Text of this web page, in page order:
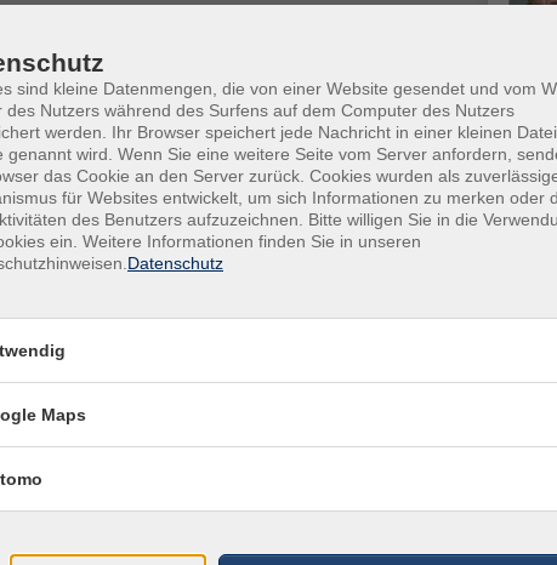
/ Raum
der evang.-luth. Kirchengemeinde Winterhausen
der evang.-luth. Kirchengemeinde Winterhausen
der evang.-luth. Kirchengemeinde Winterhausen
der evang.-luth. Kirchengemeinde Winterhausen
der evang.-luth. Kirchengemeinde Winterhausen
sind kleine Datenmengen, die von einer Website gesendet und vom
des Nutzers während des Surfens auf dem Computer des Nutzers
werden. Ihr Browser speichert jede Nachricht in einer kleinen
genannt wird. Wenn Sie eine weitere Seite vom Server anfordern,
das Cookie an den Server zurück. Cookies wurden als
für Websites entwickelt, um sich Informationen zu merken oder
des Benutzers aufzuzeichnen. Bitte willigen Sie in die
ein. Weitere Informationen finden Sie in unseren
Datenschutz
Maps